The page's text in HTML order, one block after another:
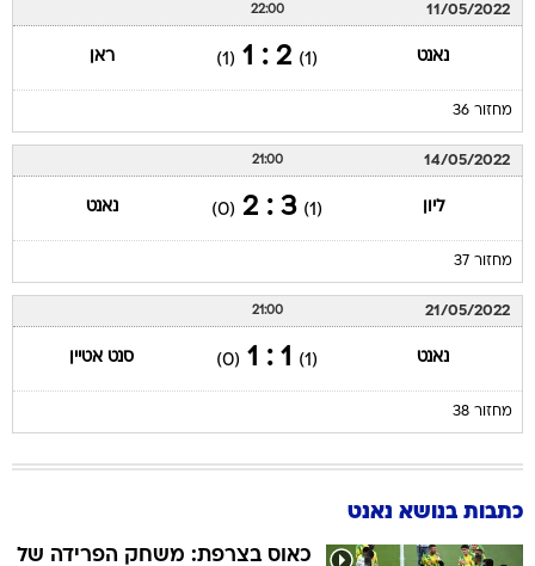
11/05/2022
22:00
נאנט (1)
2 : 1
(1) ראן
מחזור 36
14/05/2022
21:00
ליון (1)
3 : 2
(0) נאנט
מחזור 37
21/05/2022
21:00
נאנט (1)
1 : 1
(0) סנט אטיין
מחזור 38
כתבות בנושא נאנט
כאוס בצרפת: משחק הפרידה של